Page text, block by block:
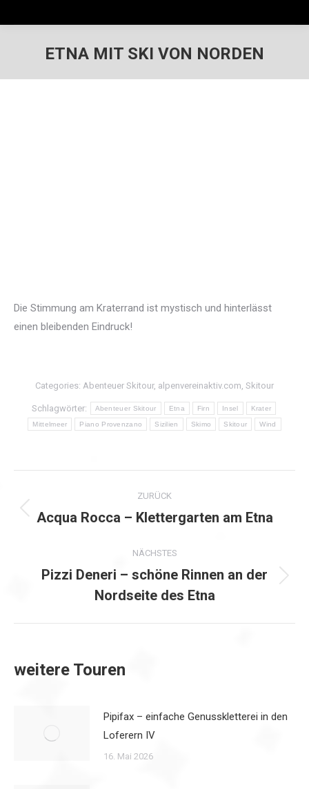
ETNA MIT SKI VON NORDEN
Die Stimmung am Kraterrand ist mystisch und hinterlässt
einen bleibenden Eindruck!
Categories: Abenteuer Skitour, alpenvereinaktiv.com, Skitour
Schlagwörter: Abenteuer Skitour Etna Firn Insel Krater
Mittelmeer Piano Provenzano Sizilien Skimo Skitour Wind
Kommentarnavigation
ZURÜCK
Vorheriger
Acqua Rocca – Klettergarten am Etna
NÄCHSTES
Nächster
Beitrag:
Pizzi Deneri – schöne Rinnen an der
Nordseite des Etna
weitere Touren
Pipifax – einfache Genusskletterei in den
Loferern IV
16. Mai 2026